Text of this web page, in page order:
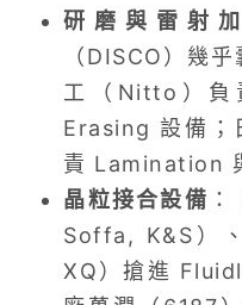
研磨與雷射
（DISCO）幾
工（Nitto）負
Erasing 設備；
責 Lamination
晶粒接合設備
Soffa, K&S）
XQ）搶進